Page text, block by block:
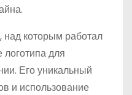
которым работал
для
Его уникальный
и использование